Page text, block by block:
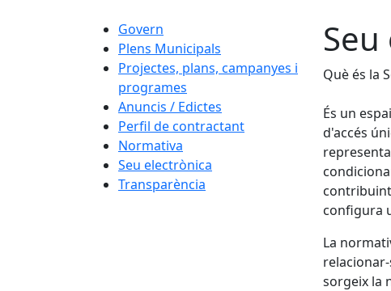
Govern
Plens Municipals
Projectes, plans, campanyes i
programes
Anuncis / Edictes
Perfil de contractant
Normativa
Seu electrònica
Transparència
Què és la
És un
d'accés
configura
La
sorgeix la